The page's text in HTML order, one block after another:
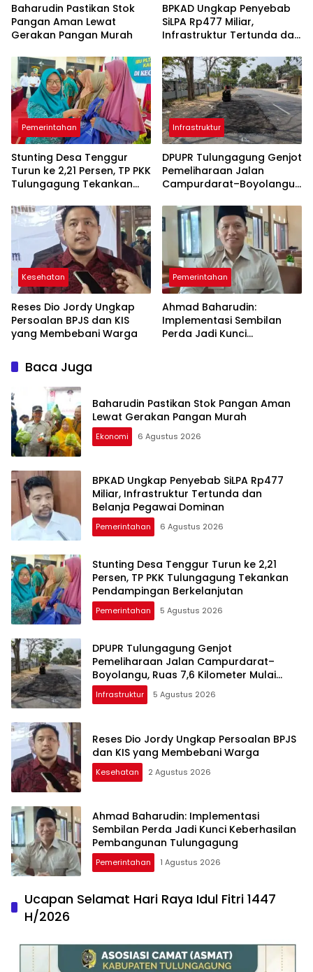
Baharudin Pastikan Stok
Pangan Aman Lewat
Gerakan Pangan Murah
BPKAD Ungkap Penyebab
SiLPA Rp477 Miliar,
Infrastruktur Tertunda dan
Pemerintahan
Stunting Desa Tenggur
Turun ke 2,21 Persen, TP PKK
Tulungagung Tekankan
Berkelanjutan
Infrastruktur
DPUPR Tulungagung Genjot
Pemeliharaan Jalan
Campurdarat–Boyolangu,
Diperbaiki
Kesehatan
Reses Dio Jordy Ungkap
Persoalan BPJS dan KIS
yang Membebani Warga
Pemerintahan
Ahmad Baharudin:
Implementasi Sembilan
Perda Jadi Kunci
Baca Juga
Baharudin Pastikan Stok Pangan Aman
Lewat Gerakan Pangan Murah
Ekonomi 6 Agustus 2026
BPKAD Ungkap Penyebab SiLPA Rp477
Miliar, Infrastruktur Tertunda dan
Belanja Pegawai Dominan
Pemerintahan 6 Agustus 2026
Stunting Desa Tenggur Turun ke 2,21
Persen, TP PKK Tulungagung Tekankan
Pendampingan Berkelanjutan
Pemerintahan 5 Agustus 2026
DPUPR Tulungagung Genjot
Pemeliharaan Jalan Campurdarat–
Boyolangu, Ruas 7,6 Kilometer Mulai
Diperbaiki
Infrastruktur 5 Agustus 2026
Reses Dio Jordy Ungkap Persoalan BPJS
dan KIS yang Membebani Warga
Kesehatan 2 Agustus 2026
Ahmad Baharudin: Implementasi
Sembilan Perda Jadi Kunci Keberhasilan
Pembangunan Tulungagung
Pemerintahan 1 Agustus 2026
Ucapan Selamat Hari Raya Idul Fitri 1447
H/2026